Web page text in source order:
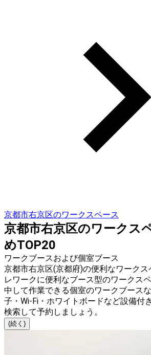
京都市右京区のワークスペース
京都市右京区のワークス
めTOP20
ワークブースおよび個室ブース
京都市右京区(京都府)の便利なワーク
レワークに便利なブース型のワークス
中して作業できる個室のワークブース
子・Wi-Fi・ホワイトボードなど設備付
検索して予約しましょう。
(続く)